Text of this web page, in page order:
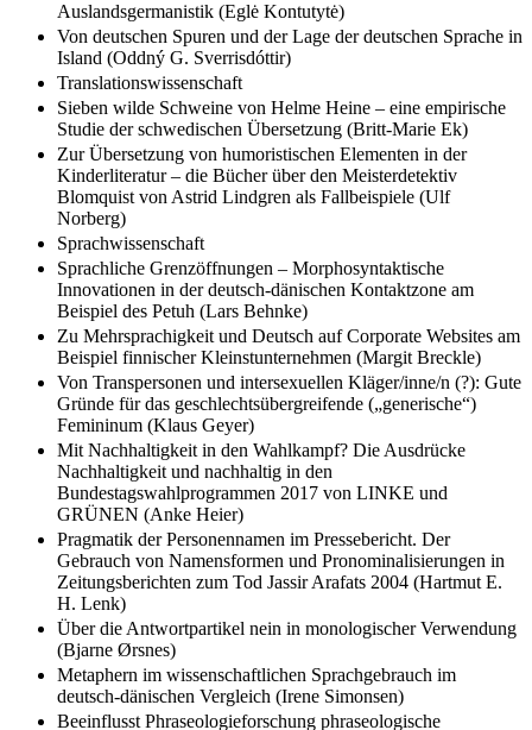
Versuch einer Positionsbestimmung für die
Auslandsgermanistik (Eglė Kontutytė)
Von deutschen Spuren und der Lage der deutschen Sprache in
Island (Oddný G. Sverrisdóttir)
Translationswissenschaft
Sieben wilde Schweine von Helme Heine – eine empirische
Studie der schwedischen Übersetzung (Britt-Marie Ek)
Zur Übersetzung von humoristischen Elementen in der
Kinderliteratur – die Bücher über den Meisterdetektiv
Blomquist von Astrid Lindgren als Fallbeispiele (Ulf
Norberg)
Sprachwissenschaft
Sprachliche Grenzöffnungen – Morphosyntaktische
Innovationen in der deutsch-dänischen Kontaktzone am
Beispiel des Petuh (Lars Behnke)
Zu Mehrsprachigkeit und Deutsch auf Corporate Websites am
Beispiel finnischer Kleinstunternehmen (Margit Breckle)
Von Transpersonen und intersexuellen Kläger/inne/n (?): Gute
Gründe für das geschlechtsübergreifende („generische“)
Femininum (Klaus Geyer)
Mit Nachhaltigkeit in den Wahlkampf? Die Ausdrücke
Nachhaltigkeit und nachhaltig in den
Bundestagswahlprogrammen 2017 von LINKE und
GRÜNEN (Anke Heier)
Pragmatik der Personennamen im Pressebericht. Der
Gebrauch von Namensformen und Pronominalisierungen in
Zeitungsberichten zum Tod Jassir Arafats 2004 (Hartmut E.
H. Lenk)
Über die Antwortpartikel nein in monologischer Verwendung
(Bjarne Ørsnes)
Metaphern im wissenschaftlichen Sprachgebrauch im
deutsch-dänischen Vergleich (Irene Simonsen)